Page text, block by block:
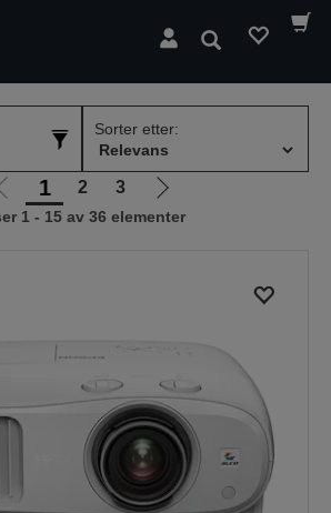
Søk
Sorter etter:
Gå
til
1 2 3
Gå
til
1 - 15 av 36 elementer